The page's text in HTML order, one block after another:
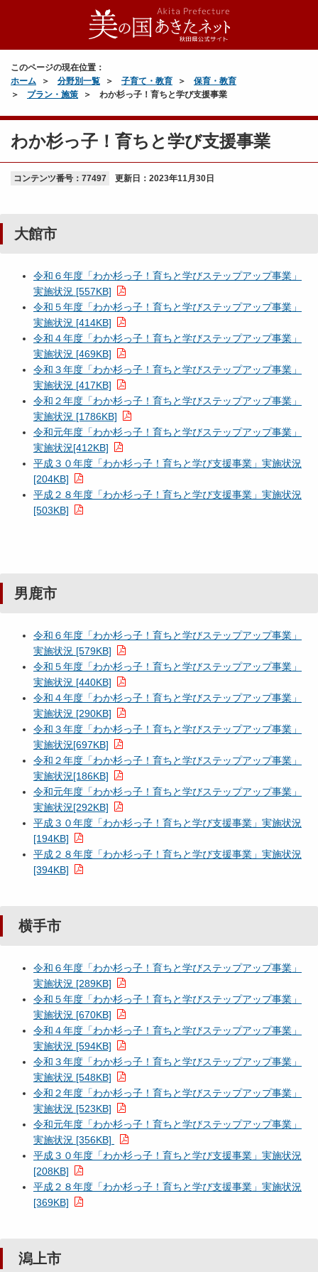
このページの現在位置：
ホーム
分野別一覧 子育て・教育
保育・教育
プラン・施策
わか杉っ子！育ちと学び支援事業
わか杉っ子！育ちと学び支援事業
コンテンツ番号：77497 更新日： 2023年11月30日
大館市
令和６年度「わか杉っ子！育ちと学びステップアップ事業」
実施状況 [557KB]
令和５年度「わか杉っ子！育ちと学びステップアップ事業」
実施状況 [414KB]
令和４年度「わか杉っ子！育ちと学びステップアップ事業」
実施状況 [469KB]
令和３年度「わか杉っ子！育ちと学びステップアップ事業」
実施状況 [417KB]
令和２年度「わか杉っ子！育ちと学びステップアップ事業」
実施状況 [1786KB]
令和元年度「わか杉っ子！育ちと学びステップアップ事業」
実施状況[412KB]
平成３０年度「わか杉っ子！育ちと学び支援事業」実施状況
[204KB]
平成２８年度「わか杉っ子！育ちと学び支援事業」実施状況
[503KB]
男鹿市
令和６年度「わか杉っ子！育ちと学びステップアップ事業」
実施状況 [579KB]
令和５年度「わか杉っ子！育ちと学びステップアップ事業」
実施状況 [440KB]
令和４年度「わか杉っ子！育ちと学びステップアップ事業」
実施状況 [290KB]
令和３年度「わか杉っ子！育ちと学びステップアップ事業」
実施状況[697KB]
令和２年度「わか杉っ子！育ちと学びステップアップ事業」
実施状況[186KB]
令和元年度「わか杉っ子！育ちと学びステップアップ事業」
実施状況[292KB]
平成３０年度「わか杉っ子！育ちと学び支援事業」実施状況
[194KB]
平成２８年度「わか杉っ子！育ちと学び支援事業」実施状況
[394KB]
横手市
令和６年度「わか杉っ子！育ちと学びステップアップ事業」
実施状況 [289KB]
令和５年度「わか杉っ子！育ちと学びステップアップ事業」
実施状況 [670KB]
令和４年度「わか杉っ子！育ちと学びステップアップ事業」
実施状況 [594KB]
令和３年度「わか杉っ子！育ちと学びステップアップ事業」
実施状況 [548KB]
令和２年度「わか杉っ子！育ちと学びステップアップ事業」
実施状況 [523KB]
令和元年度「わか杉っ子！育ちと学びステップアップ事業」
実施状況 [356KB]
平成３０年度「わか杉っ子！育ちと学び支援事業」実施状況
[208KB]
平成２８年度「わか杉っ子！育ちと学び支援事業」実施状況
[369KB]
潟上市